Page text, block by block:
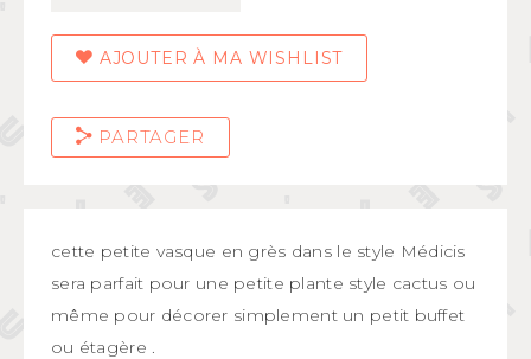
AJOUTER À MA WISHLIST
PARTAGER
cette petite vasque en grès dans le style Médicis
sera parfait pour une petite plante style cactus ou
même pour décorer simplement un petit buffet
ou étagère .